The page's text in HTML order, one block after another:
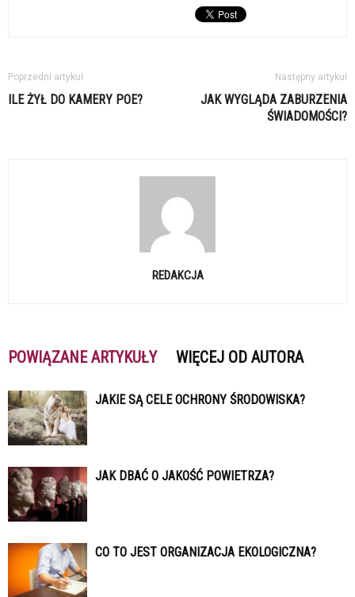
Poprzedni artykuł
ILE ŻYŁ DO KAMERY POE?
Następny artykuł
JAK WYGLĄDA ZABURZENIA
ŚWIADOMOŚCI?
REDAKCJA
POWIĄZANE ARTYKUŁY WIĘCEJ OD AUTORA
JAKIE SĄ CELE OCHRONY ŚRODOWISKA?
JAK DBAĆ O JAKOŚĆ POWIETRZA?
CO TO JEST ORGANIZACJA EKOLOGICZNA?